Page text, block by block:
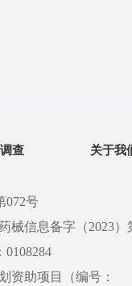
查 关于我
072号
械信息备字（2023）
资助项目（编号：